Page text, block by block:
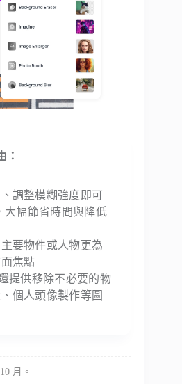
：
調整模糊強度即可
大幅節省時間與降低
要物件或人物更為
焦點
提供移除不必要的物
個人頭像製作等圖
月。